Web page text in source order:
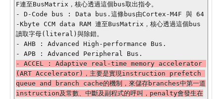
F連至BusMatrix，核心透過這個bus取出指令。
- D-Code bus : Data bus.這條bus由Cortex-M4F 與 64
-Kbyte CCM data RAM 連至BusMatrix，核心透過這個bus
讀取字母(literal)與除錯。
- AHB : Advanced High-performance Bus.
- ACCEL : Adaptive real-time memory accelerator
(ART Accelerator)，主要是實現instruction prefetch
queue and branch cache的機制，來儲存branches中第一道
instruction及常數、中斷及副程式的呼叫，penalty會發生在